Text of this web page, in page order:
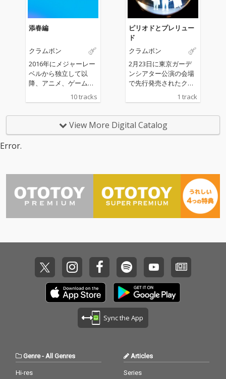
添春編
クラムボン
2016年にメジャーレー
ベルから独立して以
降、アニメ、ゲーム、
CMなど様々なシーンで
発表されてきた楽曲
プレリュード 」を収録
した全10曲。クラムボ
10 tracks
ピリオドとプレリュー
ド
クラムボン
2月23日に東京ガーデ
ンシアター公演の会場
で先行発売されたクラ
ムボンのニューアルバ
ム『添春編』収録の書
もアンコールラストに
初披露された１曲を一
1 track
View More Digital Catalog
Error.
Sync the App
Genre- All Genres
Hi-res
Articles
Series